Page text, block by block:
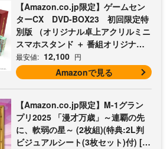
【Amazon.co.jp限定】ゲームセン
ターCX DVD-BOX23 初回限定特
別版 （オリジナル卓上アクリルミニ
スマホスタンド ＋ 番組オリジナル
マイクロファイバークロス（オレン
ジ） 付） [DVD]
最安値: 12,100 円
Amazonで見る
【Amazon.co.jp限定】M-1グラン
プリ2025 「漫才万歳」～連覇の先
に、軟弱の星～ (2枚組)(特典:2L判
ビジュアルシート(3枚セット)付) [D